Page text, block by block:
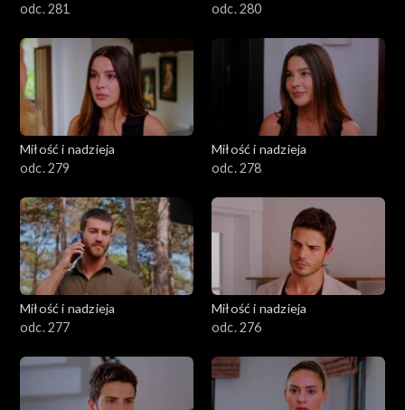
odc. 281
odc. 280
Miłość i nadzieja
odc. 279
Miłość i nadzieja
odc. 278
Miłość i nadzieja
odc. 277
Miłość i nadzieja
odc. 276